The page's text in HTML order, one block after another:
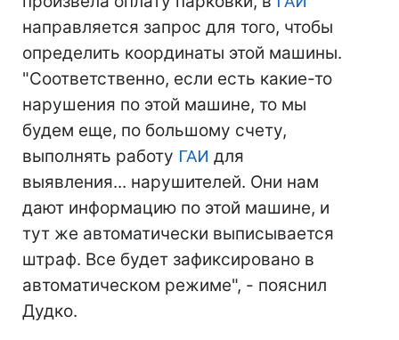
направляется запрос для того, чтобы
определить координаты этой машины.
"Соответственно, если есть какие-то
нарушения по этой машине, то мы
будем еще, по большому счету,
выполнять работу ГАИ для
выявления... нарушителей. Они нам
дают информацию по этой машине, и
тут же автоматически выписывается
штраф. Все будет зафиксировано в
автоматическом режиме", - пояснил
Дудко.